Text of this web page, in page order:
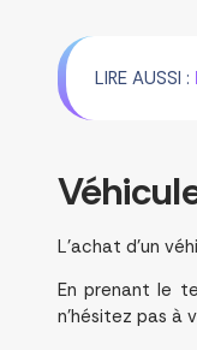
LIRE AUSSI :
L’achat d’un
En prenant le
n’hésitez pas à